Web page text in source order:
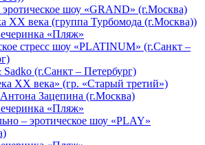
шоу «GRAND» (г.Москва)
XX века (группа Турбомода (г.Москва))
«Пляж»
стресс шоу «PLATINUM» (г.Санкт –
Sadko (г.Санкт – Петербург)
ХХ века» (гр. «Старый третий»)
Зацепина (г.Москва)
«Пляж»
– эротическое шоу «PLAY»